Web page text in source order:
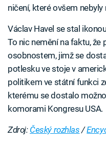
ničení, které ovšem nebyly
Václav Havel se stal
To nic nemění na faktu, že
osobnostem, jimž se
potlesku ve stoje v
politikem ve státní funkci
kterému se dostalo
komorami Kongresu USA.
Zdroj: Český rozhlas /